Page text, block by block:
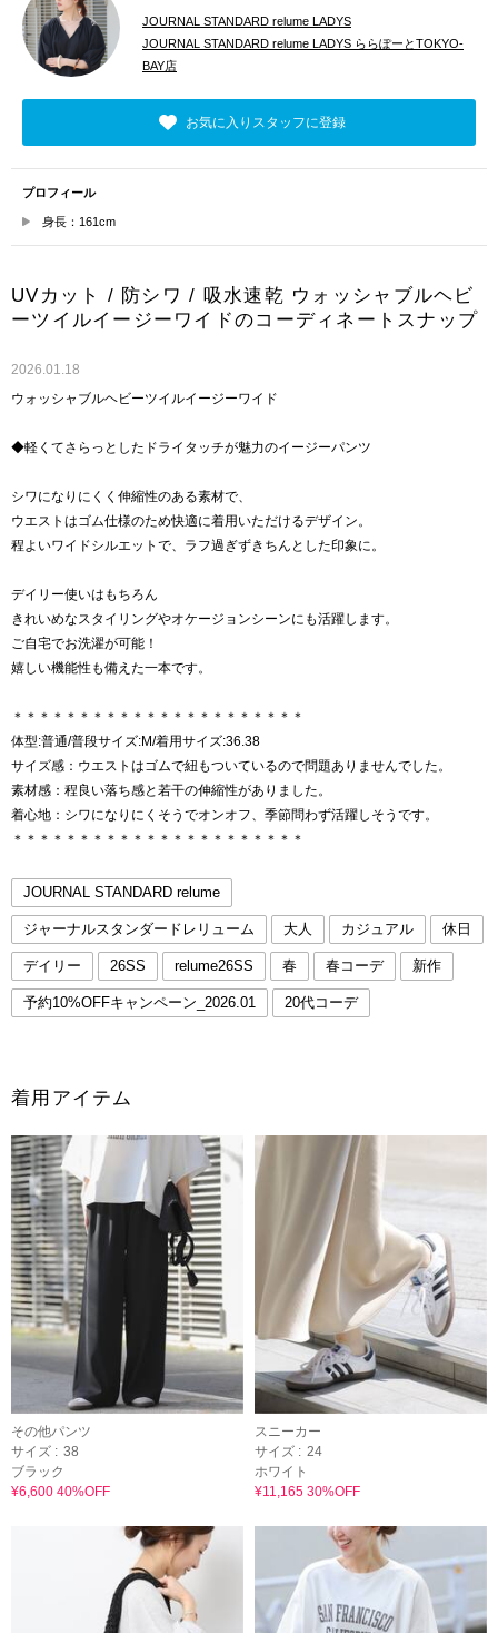
JOURNAL STANDARD relume LADYS
JOURNAL STANDARD relume LADYS ららぽーとTOKYO-
BAY店
お気に入りスタッフに登録
プロフィール
身長：161cm
UVカット / 防シワ / 吸水速乾 ウォッシャブルヘビ
ーツイルイージーワイドのコーディネートスナップ
2026.01.18
ウォッシャブルヘビーツイルイージーワイド
◆軽くてさらっとしたドライタッチが魅力のイージーパンツ
シワになりにくく伸縮性のある素材で、
ウエストはゴム仕様のため快適に着用いただけるデザイン。
程よいワイドシルエットで、ラフ過ぎずきちんとした印象に。
デイリー使いはもちろん
きれいめなスタイリングやオケージョンシーンにも活躍します。
ご自宅でお洗濯が可能！
嬉しい機能性も備えた一本です。
＊＊＊＊＊＊＊＊＊＊＊＊＊＊＊＊＊＊＊＊＊＊
体型:普通/普段サイズ:M/着用サイズ:36.38
サイズ感：ウエストはゴムで紐もついているので問題ありませんでした。
素材感：程良い落ち感と若干の伸縮性がありました。
着心地：シワになりにくそうでオンオフ、季節問わず活躍しそうです。
＊＊＊＊＊＊＊＊＊＊＊＊＊＊＊＊＊＊＊＊＊＊
JOURNAL STANDARD relume
ジャーナルスタンダードレリューム 大人 カジュアル 休日
デイリー 26SS relume26SS 春 春コーデ 新作
予約10%OFFキャンペーン_2026.01 20代コーデ
着用アイテム
その他パンツ
サイズ : 38
ブラック
¥6,600 40%OFF
スニーカー
サイズ : 24
ホワイト
¥11,165 30%OFF